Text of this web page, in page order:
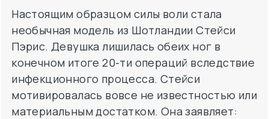
Настоящим образцом силы воли стала
необычная модель из Шотландии Стейси
Пэрис. Девушка лишилась обеих ног в
конечном итоге 20-ти операций вследствие
инфекционного процесса. Стейси
мотивировалась вовсе не известностью или
материальным достатком. Она заявляет: